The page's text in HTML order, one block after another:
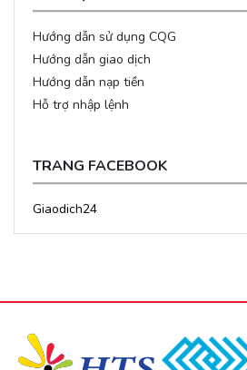
Hướng dẫn sử dụng CQG
Hướng dẫn giao dịch
Hướng dẫn nạp tiền
Hỗ trợ nhập lệnh
TRANG FACEBOOK
Giaodich24